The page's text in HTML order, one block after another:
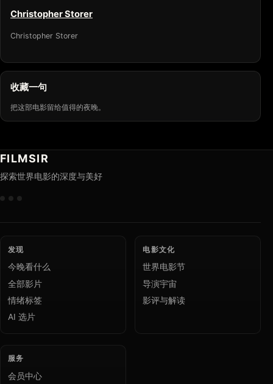
Christopher Storer
Christopher Storer
收藏一句
把这部电影留给值得的夜晚。
FILMSIR
探索世界电影的深度与美好
发现
今晚看什么
全部影片
情绪标签
AI 选片
电影文化
世界电影节
导演宇宙
影评与解读
服务
会员中心